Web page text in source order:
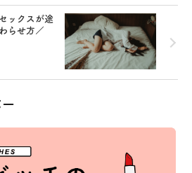
ックスが途
らせ方／